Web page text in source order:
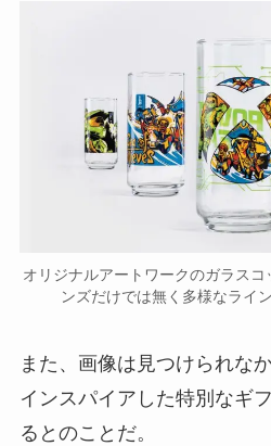
オリジナルアートワークのガラス
ンズだけでは無く多様なライ
また、画像は見つけられな
インスパイアした特別なギ
るとのことだ。